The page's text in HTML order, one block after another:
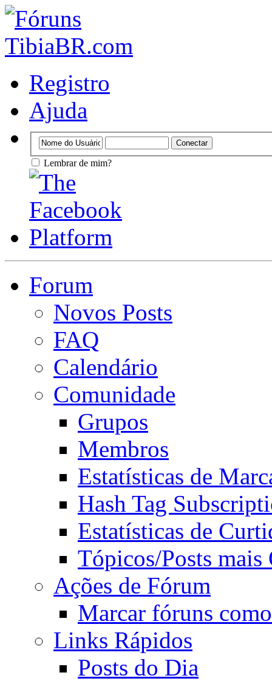
Registro
Ajuda
Lembrar de mim?
Forum
Novos Posts
FAQ
Calendário
Comunidade
Grupos
Membros
Estatísticas de
Hash Tag
Estatísticas de
Tópicos/Posts mais
Ações de Fórum
Marcar fóruns
Links Rápidos
Posts do Dia